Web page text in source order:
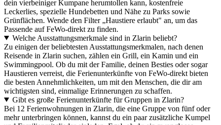
dein vierbeiniger Kumpane herumtollen kann, kostenfreie
Leckerlies, spezielle Hundebetten und Nähe zu Parks sowie
Grünflächen. Wende den Filter „Haustiere erlaubt" an, um das
Passende auf FeWo-direkt zu finden.
Welche Ausstattungsmerkmale sind in Zlarin beliebt?
Zu einigen der beliebtesten Ausstattungsmerkmalen, nach denen
Reisende in Zlarin suchen, zählen ein Grill, ein Kamin und ein
Swimmingpool. Ob du mit der Familie, deinen Besties oder sogar
Haustieren verreist, die Ferienunterkünfte von FeWo-direkt bieten
die besten Annehmlichkeiten, um mit den Menschen, die dir am
wichtigsten sind, einmalige Erinnerungen zu schaffen.
Gibt es große Ferienunterkünfte für Gruppen in Zlarin?
Bei 12 Ferienwohnungen in Zlarin, die eine Gruppe von fünf oder
mehr unterbringen können, kannst du ein paar zusätzliche Kumpel